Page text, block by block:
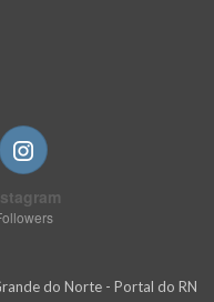
do Norte - Portal do RN